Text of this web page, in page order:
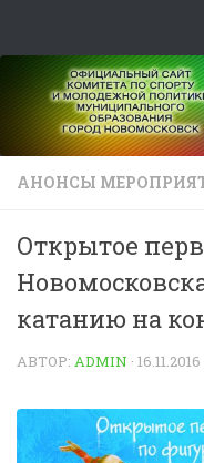
АНОНСЫ
Открытое
катанию на
АВТОР: ADMIN · 16.11.2016